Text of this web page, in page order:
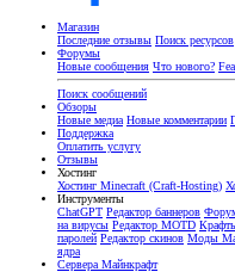
Магазин
Последние отзывы Поиск ресурсов
Форумы
Новые сообщения Что нового?
Поиск сообщений
Обзоры
Новые медиа Новые комментарии
Поддержка
Оплатить услугу
Отзывы
Хостинг
Хостинг Minecraft (Craft-Hosting)
Инструменты
ChatGPT Редактор баннеров
на вирусы Редактор MOTD
паролей Редактор скинов Моды
ядра
Сервера Майнкрафт